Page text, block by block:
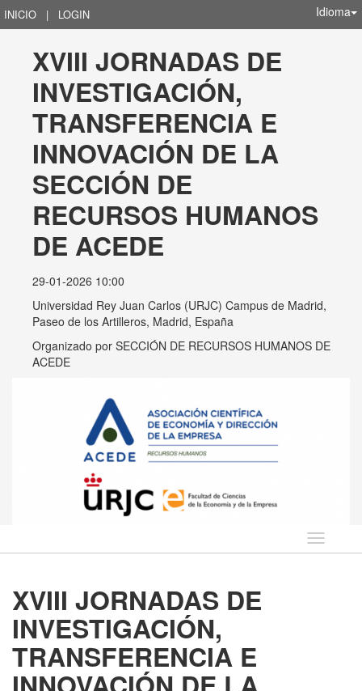
INICIO | LOGIN Idioma
XVIII JORNADAS DE
INVESTIGACIÓN,
TRANSFERENCIA E
INNOVACIÓN DE LA
SECCIÓN DE
RECURSOS HUMANOS
DE ACEDE
29-01-2026 10:00
Universidad Rey Juan Carlos (URJC) Campus de Madrid,
Paseo de los Artilleros, Madrid, España
Organizado por SECCIÓN DE RECURSOS HUMANOS DE
ACEDE
Idioma
XVIII JORNADAS DE
INVESTIGACIÓN,
TRANSFERENCIA E